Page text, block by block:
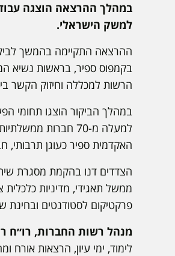
למשק הישראלי.
ההרצאה התקיימה בהמשך
בקמפוס ספיר, בראשות נשיא
הרשות למכללה וחיזוק הקשר
במהלך הביקור הוצגו תחומי
למעלה מ-70
האקדמית ספיר כעוגן תרבותי,
הצדדים דנו בהקמת מסגרת
ממשל תאגידי, מדיניות כלכלית
פרקטיקום לסטודנטים
מנהל רשות החברות, רו״ח
לימוד, ימי עיון, הרצאות